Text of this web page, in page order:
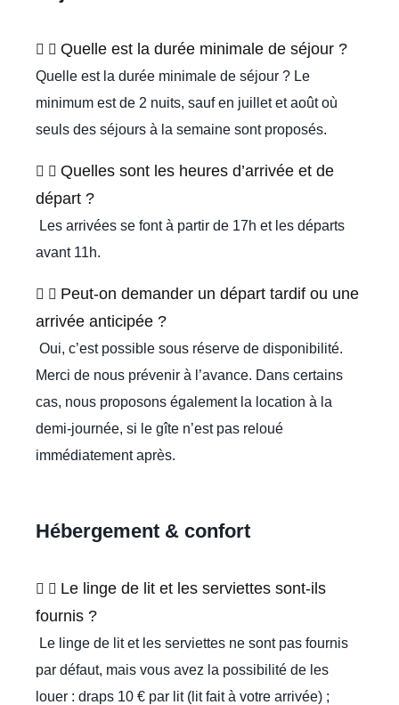
Quelle est la durée minimale de séjour ?
Quelle est la durée minimale de séjour ? Le
minimum est de 2 nuits, sauf en juillet et août où
seuls des séjours à la semaine sont proposés.
Quelles sont les heures d’arrivée et de
départ ?
Les arrivées se font à partir de 17h et les départs
avant 11h.
Peut-on demander un départ tardif ou une
arrivée anticipée ?
Oui, c’est possible sous réserve de disponibilité.
Merci de nous prévenir à l’avance. Dans certains
cas, nous proposons également la location à la
demi-journée, si le gîte n’est pas reloué
immédiatement après.
Hébergement & confort
Le linge de lit et les serviettes sont-ils
fournis ?
Le linge de lit et les serviettes ne sont pas fournis
par défaut, mais vous avez la possibilité de les
louer : draps 10 € par lit (lit fait à votre arrivée) ;